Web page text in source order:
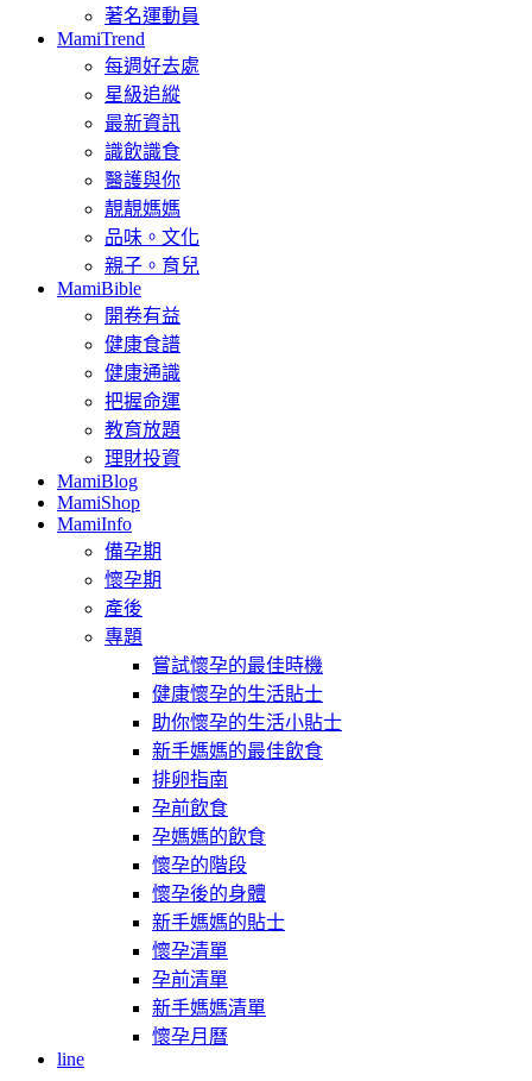
著名運動員
MamiTrend
每週好去處
星級追縱
最新資訊
識飲識食
醫護與你
靚靚媽媽
品味。文化
親子。育兒
MamiBible
開卷有益
健康食譜
健康通識
把握命運
教育放題
理財投資
MamiBlog
MamiShop
MamiInfo
備孕期
懷孕期
產後
專題
嘗試懷孕的最佳時機
健康懷孕的生活貼士
助你懷孕的生活小貼士
新手媽媽的最佳飲食
排卵指南
孕前飲食
孕媽媽的飲食
懷孕的階段
懷孕後的身體
新手媽媽的貼士
懷孕清單
孕前清單
新手媽媽清單
懷孕月曆
line